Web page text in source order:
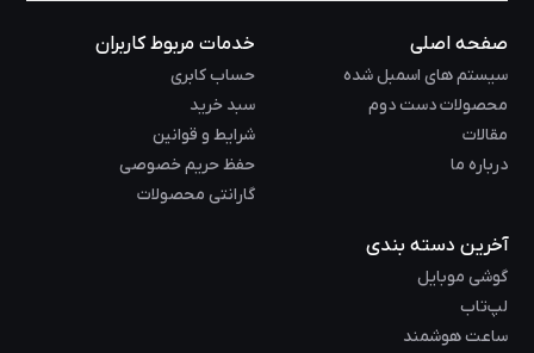
صفحه اصلی
سیستم های اسمبل شده
محصولات دست دوم
مقالات
درباره ما
خدمات مربوط کاربران
حساب کابری
سبد خرید
شرایط و قوانین
حفظ حریم خصوصی
گارانتی محصولات
آخرین دسته بندی
گوشی موبایل
لپ‌تاب
ساعت هوشمند